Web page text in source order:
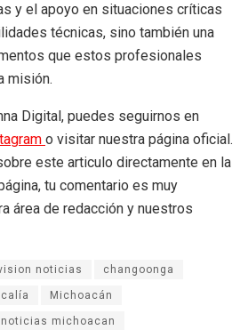
y el apoyo en situaciones críticas
técnicas, sino también una
que estos profesionales
misión.
Digital, puedes seguirnos en
o visitar nuestra página oficial.
este articulo directamente en la
tu comentario es muy
área de redacción y nuestros
noticias changoonga
Michoacán
noticias michoacan